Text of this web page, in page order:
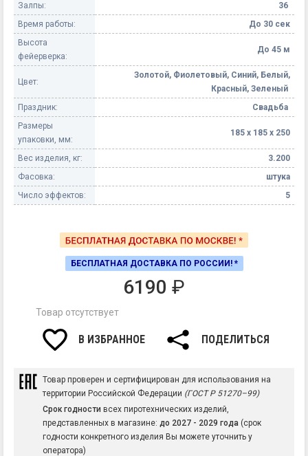
Залпы:
36
Время работы:
До 30 сек
Высота
фейерверка:
До 45 м
Цвет:
Золотой, Фиолетовый, Синий, Белый,
Красный, Зеленый
Праздник:
Свадьба
Размеры
упаковки, мм:
185 х 185 х 250
Вес изделия, кг:
3.200
Фасовка:
штука
Число эффектов:
5
БЕСПЛАТНАЯ ДОСТАВКА ПО РОССИИ! *
6190 ₽
Товар отсутствует
В ИЗБРАННОЕ ПОДЕЛИТЬСЯ
Товар проверен и сертифицирован для использования на
территории Российской Федерации (ГОСТ Р 51270–99)
Срок годности всех пиротехнических изделий,
представленных в магазине: до 2027 - 2029 года (срок
годности конкретного изделия Вы можете уточнить у
оператора)